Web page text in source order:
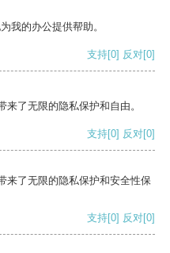
我的办公提供帮助。
支持[0] 反对[0]
了无限的隐私保护和自由。
支持[0] 反对[0]
来了无限的隐私保护和安全性保
支持[0] 反对[0]